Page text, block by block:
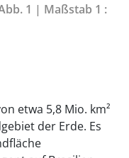
1 | Maßstab 1 :
etwa 5,8 Mio. km²
der Erde. Es